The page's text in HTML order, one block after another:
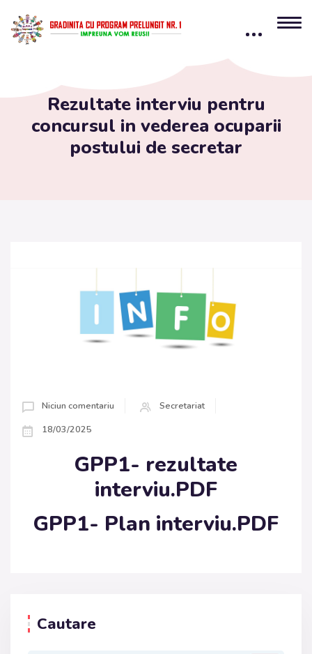
Rezultate interviu pentru
concursul in vederea ocuparii
postului de secretar
Niciun comentariu
Secretariat
18/03/2025
GPP1- rezultate
interviu.PDF
GPP1- Plan interviu.PDF
Cautare